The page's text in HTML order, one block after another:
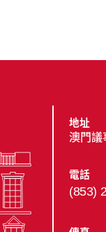
地址
澳門議
電話
(853)